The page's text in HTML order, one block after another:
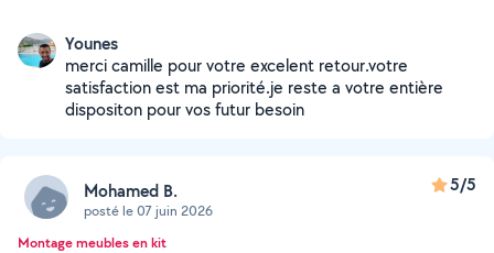
Younes
merci camille pour votre excelent retour.votre
satisfaction est ma priorité.je reste a votre entière
dispositon pour vos futur besoin
Mohamed B.
posté le 07 juin 2026
5/5
Montage meubles en kit